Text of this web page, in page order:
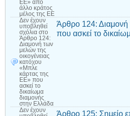
ΕΕ» από
άλλο κράτος
μέλος της ΕΕ
Δεν έχουν
υποβληθεί
σχόλια στο
Άρθρο 124:
Διαμονή των
μελών της
οικογένειας
κατόχου
«Μπλε
κάρτας της
ΕΕ» που
ασκεί το
δικαίωμα
διαμονής
στην Ελλάδα
Άρθρο 124: Διαμονή
που ασκεί το
Δεν έχουν
Άρθρο 125: Σημείο